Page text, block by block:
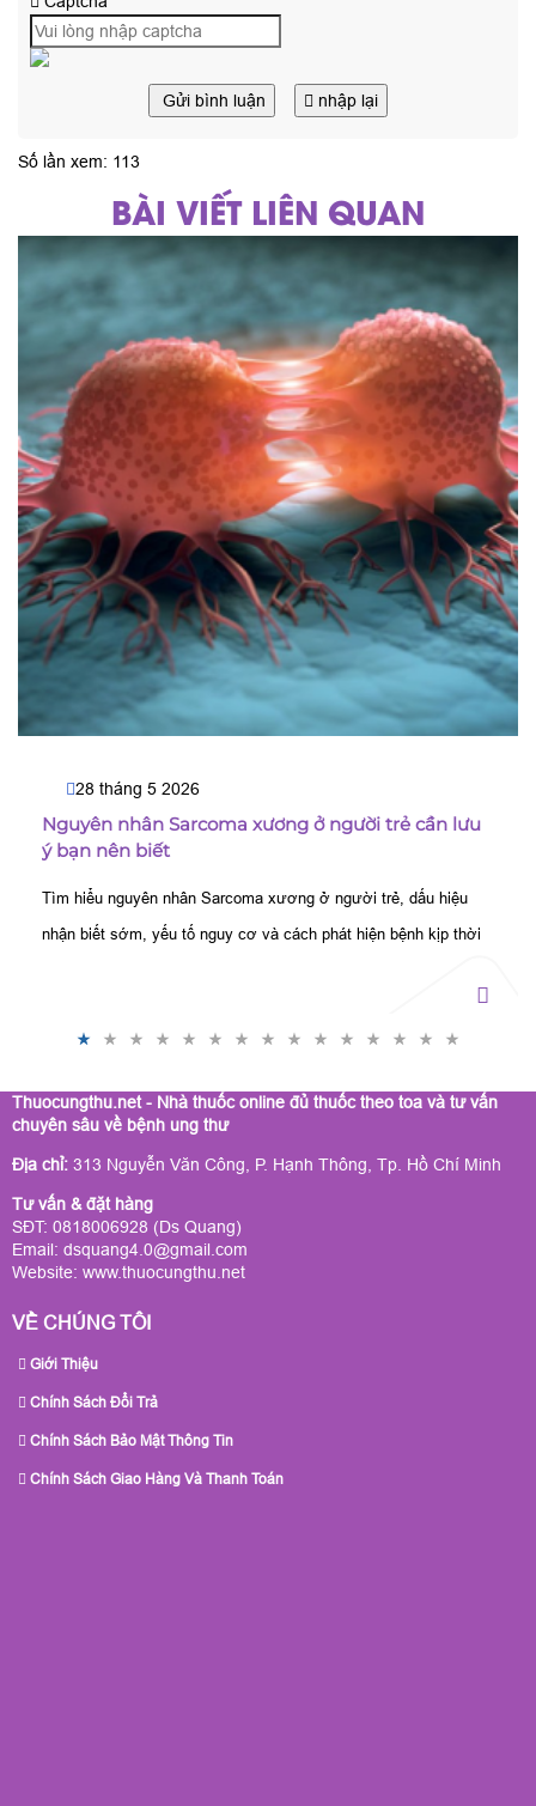
Gửi bình luận nhập lại
Số lần xem: 113
BÀI VIẾT LIÊN QUAN
28 tháng 5 2026
Nguyên nhân Sarcoma xương ở người trẻ cần lưu
ý bạn nên biết
Tìm hiểu nguyên nhân Sarcoma xương ở người trẻ, dấu hiệu
nhận biết sớm, yếu tố nguy cơ và cách phát hiện bệnh kịp thời
Thuocungthu.net - Nhà thuốc online đủ thuốc theo toa và tư vấn
chuyên sâu về bệnh ung thư
Địa chỉ: 313 Nguyễn Văn Công, P. Hạnh Thông, Tp. Hồ Chí Minh
Tư vấn & đặt hàng
SĐT: 0818006928 (Ds Quang)
Email: dsquang4.0@gmail.com
Website: www.thuocungthu.net
VỀ CHÚNG TÔI
Giới Thiệu
Chính Sách Đổi Trả
Chính Sách Bảo Mật Thông Tin
Chính Sách Giao Hàng Và Thanh Toán